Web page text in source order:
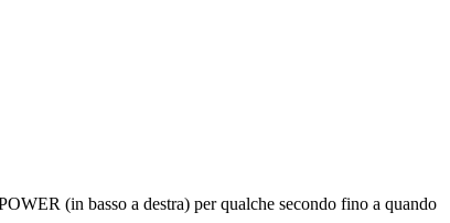
(in basso a destra) per qualche secondo fino a quando